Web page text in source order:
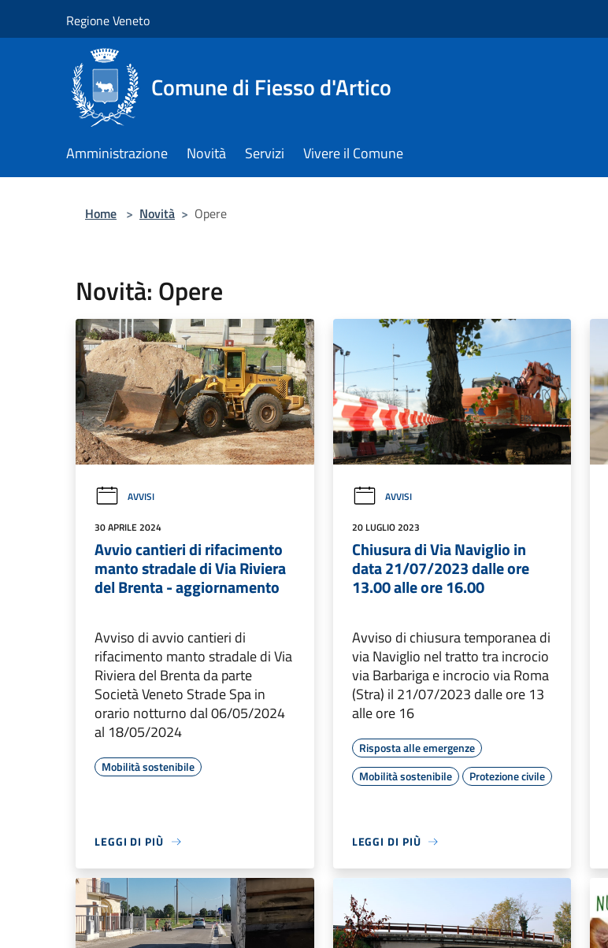
Regione Veneto
Comune di Fiesso d'Artico
Amministrazione Novità Servizi Vivere il Comune
Home > Novità > Opere
Novità: Opere
AVVISI
30 APRILE 2024
Avvio cantieri di rifacimento
manto stradale di Via Riviera
del Brenta - aggiornamento
Avviso di avvio cantieri di
rifacimento manto stradale di Via
Riviera del Brenta da parte
Società Veneto Strade Spa in
orario notturno dal 06/05/2024
al 18/05/2024
Mobilità sostenibile
LEGGI DI PIÙ
AVVISI
20 LUGLIO 2023
Chiusura di Via Naviglio in
data 21/07/2023 dalle ore
13.00 alle ore 16.00
Avviso di chiusura temporanea di
via Naviglio nel tratto tra incrocio
via Barbariga e incrocio via Roma
(Stra) il 21/07/2023 dalle ore 13
alle ore 16
Risposta alle emergenze
Mobilità sostenibile
Protezione civile
LEGGI DI PIÙ